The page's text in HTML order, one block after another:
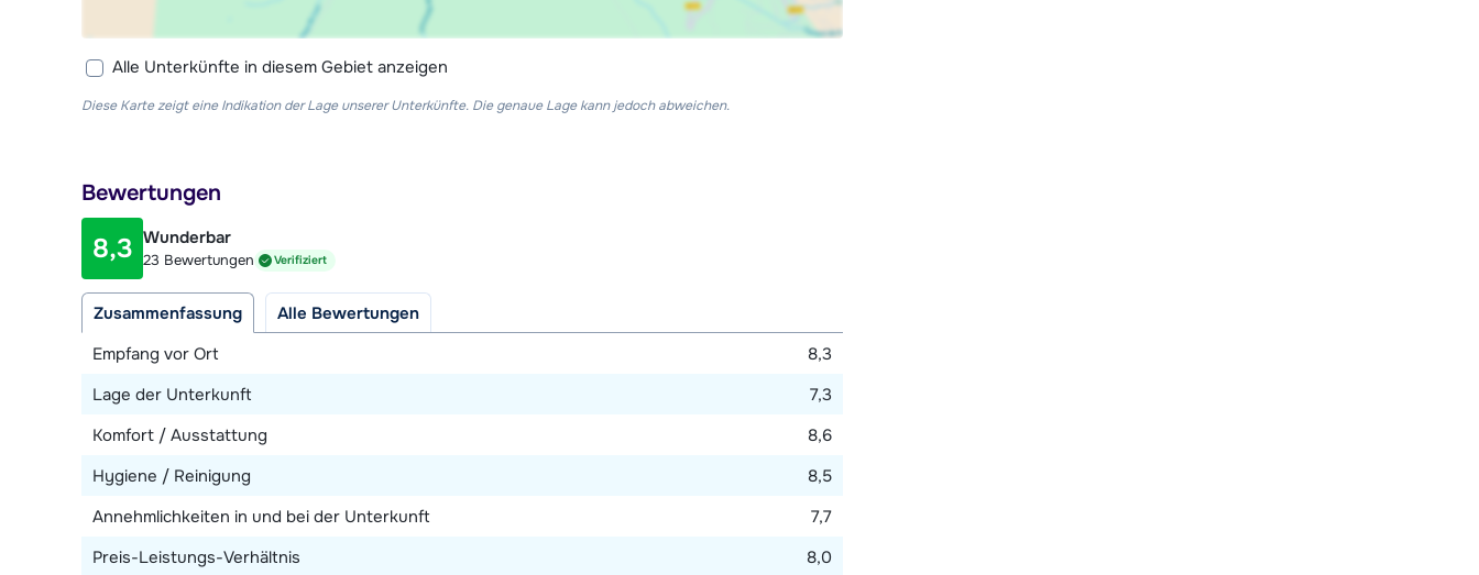
Alle Unterkünfte in diesem Gebiet anzeigen
Diese Karte zeigt eine Indikation der Lage unserer Unterkünfte. Die genaue Lage kann jedoch abweichen.
Bewertungen
8,3 Wunderbar
23 Bewertungen Verifiziert
Zusammenfassung
Alle Bewertungen
Empfang vor Ort
8,3
Lage der Unterkunft
7,3
Komfort / Ausstattung
8,6
Hygiene / Reinigung
8,5
Annehmlichkeiten in und bei der Unterkunft
7,7
Preis-Leistungs-Verhältnis
8,0